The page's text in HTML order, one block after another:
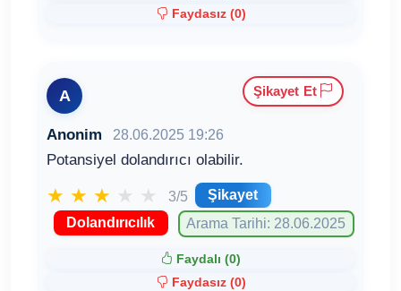
Faydasız (0)
A
Anonim 28.06.2025 19:26
Potansiyel dolandırıcı olabilir.
★ ★ ★ ★ ★ 3/5
Şikayet
Dolandırıcılık
Arama Tarihi: 28.06.2025
Faydalı (0)
Faydasız (0)
Şikayet Et